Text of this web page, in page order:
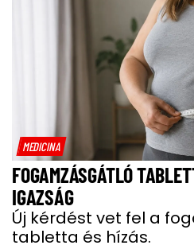
MEDICINA
FOGAMZÁSGÁTLÓ
IGAZSÁG
Új kérdést vet fel a
tabletta és hízás.